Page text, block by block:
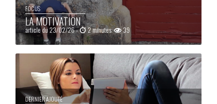
FOCUS
LA MOTIVATION
article du 23/02/26 - 2 minutes 39
DERNIER AJOUTÉ